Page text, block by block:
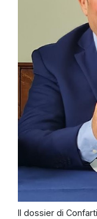
Il dossier di